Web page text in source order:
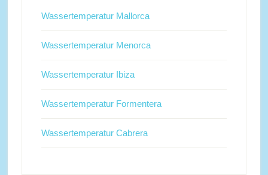
Wassertemperatur Mallorca
Wassertemperatur Menorca
Wassertemperatur Ibiza
Wassertemperatur Formentera
Wassertemperatur Cabrera